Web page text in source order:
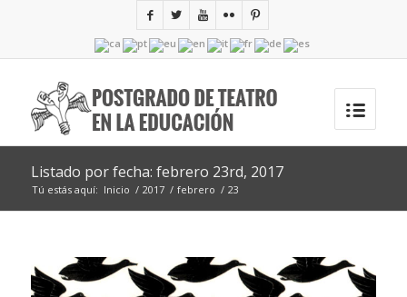
Listado por fecha: febrero 23rd, 2017
Tú estás aquí: Inicio / 2017 / febrero / 23